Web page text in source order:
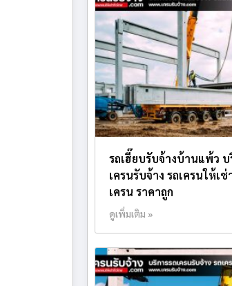
รถเฮี๊ยบรับจ้างบ้านแพ้ว บ
เครนรับจ้าง รถเครนให้เช่
เครน ราคาถูก
ดูเพิ่มเติม »